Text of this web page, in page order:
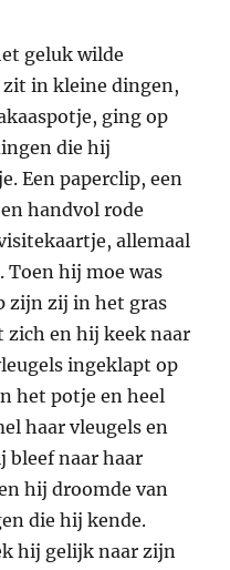
geluk wilde
in kleine dingen,
ging op
die hij
Een paperclip, een
handvol rode
allemaal
Toen hij moe was
zijn zij in het gras
en hij keek naar
ingeklapt op
het potje en heel
haar vleugels en
bleef naar haar
hij droomde van
die hij kende.
hij gelijk naar zijn